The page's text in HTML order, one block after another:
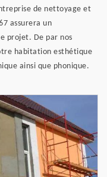
de nettoyage et
assurera un
projet. De par nos
habitation esthétique
ainsi que phonique.